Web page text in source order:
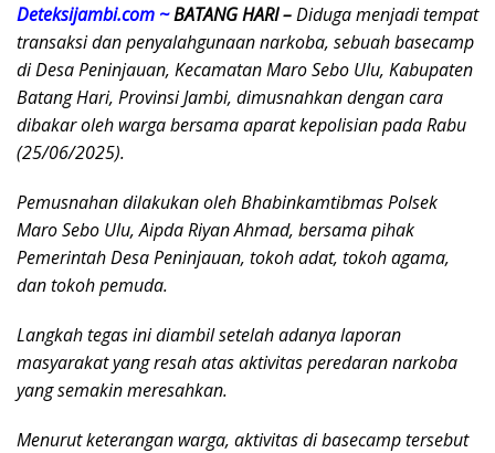
Deteksijambi.com ~BATANG HARI –Diduga menjadi tempat
transaksi dan penyalahgunaan narkoba, sebuah basecamp
di Desa Peninjauan, Kecamatan Maro Sebo Ulu, Kabupaten
Batang Hari, Provinsi Jambi, dimusnahkan dengan cara
dibakar oleh warga bersama aparat kepolisian pada Rabu
(25/06/2025).
Pemusnahan dilakukan oleh Bhabinkamtibmas Polsek
Maro Sebo Ulu, Aipda Riyan Ahmad, bersama pihak
Pemerintah Desa Peninjauan, tokoh adat, tokoh agama,
dan tokoh pemuda.
Langkah tegas ini diambil setelah adanya laporan
masyarakat yang resah atas aktivitas peredaran narkoba
yang semakin meresahkan.
Menurut keterangan warga, aktivitas di basecamp tersebut